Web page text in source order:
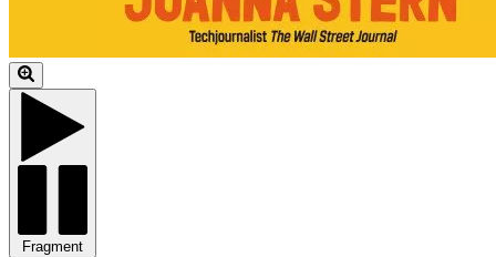
Fragment